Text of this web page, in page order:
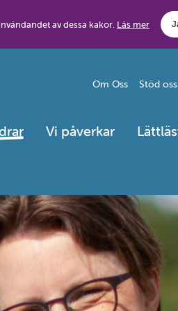
av dessa kakor. Läs mer
Vi påverkar
Om Oss Stöd oss